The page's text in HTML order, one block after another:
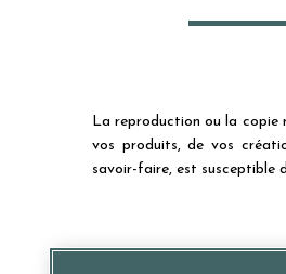
La reproduction ou la copie
vos produits, de vos
savoir-faire, est susceptible